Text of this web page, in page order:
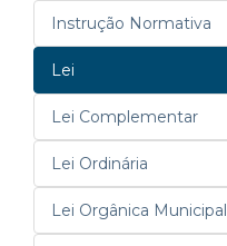
Instrução Normativa
Lei
Lei Complementar
Lei Ordinária
Lei Orgânica Municipal